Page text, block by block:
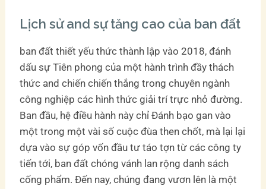
Lịch sử and sự tăng cao của ban đất
ban đất thiết yếu thức thành lập vào 2018, đánh
dấu sự Tiên phong của một hành trình đầy thách
thức and chiến chiến thắng trong chuyên ngành
công nghiệp các hình thức giải trí trực nhỏ đường.
Ban đầu, hệ điều hành này chỉ Đánh bạo gan vào
một trong một vài số cuộc đùa then chốt, mà lại lại
dựa vào sự góp vốn đầu tư táo tợn từ các công ty
tiến tới, ban đất chóng vánh lan rộng danh sách
cống phẩm. Đến nay, chúng đang vươn lên là một